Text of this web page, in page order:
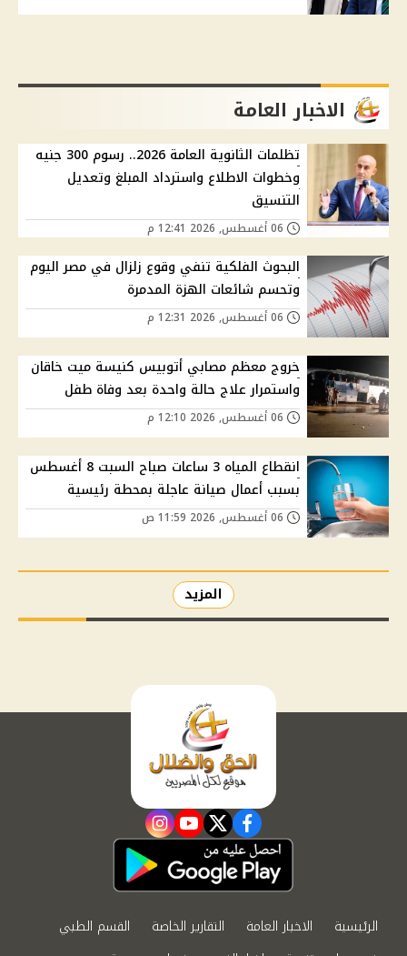
الاخبار العامة
تظلمات الثانوية العامة 2026.. رسوم 300 جنيه
وخطوات الاطلاع واسترداد المبلغ وتعديل
التنسيق
البحوث الفلكية تنفي وقوع زلزال في مصر اليوم
وتحسم شائعات الهزة المدمرة
خروج معظم مصابي أتوبيس كنيسة ميت خاقان
واستمرار علاج حالة واحدة بعد وفاة طفل
انقطاع المياه 3 ساعات صباح السبت 8 أغسطس
بسبب أعمال صيانة عاجلة بمحطة رئيسية
المزيد
facebook
twitter
youtube
instagram
الرئيسية الاخبار العامة التقارير الخاصة
القسم الطبي